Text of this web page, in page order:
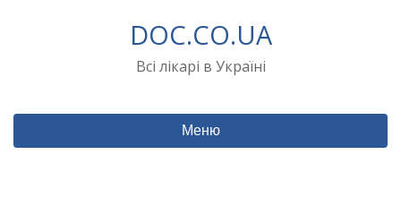
DOC.CO.UA
Всі лікарі в Україні
Меню